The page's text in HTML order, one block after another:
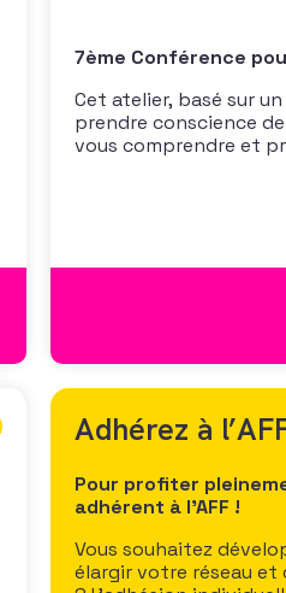
Adhérez à
Pour profiter
adhérent à l’AFF !
Vous souhaitez
élargir votre réseau et
7ème Conférence
Cet atelier, basé sur
prendre conscience
vous comprendre et